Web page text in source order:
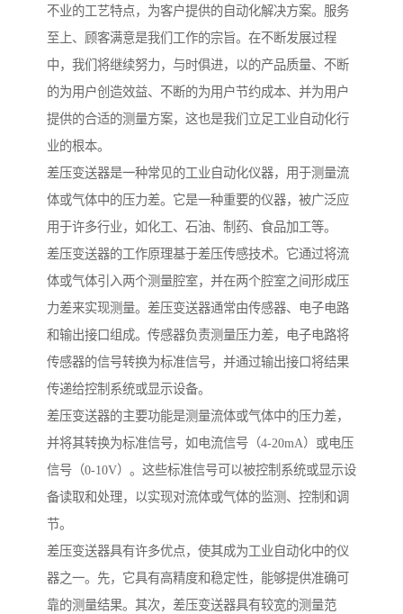
不业的工艺特点，为客户提供的自动化解决方案。服务
至上、顾客满意是我们工作的宗旨。在不断发展过程
中，我们将继续努力，与时俱进，以的产品质量、不断
的为用户创造效益、不断的为用户节约成本、并为用户
提供的合适的测量方案，这也是我们立足工业自动化行
业的根本。
差压变送器是一种常见的工业自动化仪器，用于测量流
体或气体中的压力差。它是一种重要的仪器，被广泛应
用于许多行业，如化工、石油、制药、食品加工等。
差压变送器的工作原理基于差压传感技术。它通过将流
体或气体引入两个测量腔室，并在两个腔室之间形成压
力差来实现测量。差压变送器通常由传感器、电子电路
和输出接口组成。传感器负责测量压力差，电子电路将
传感器的信号转换为标准信号，并通过输出接口将结果
传递给控制系统或显示设备。
差压变送器的主要功能是测量流体或气体中的压力差，
并将其转换为标准信号，如电流信号（4-20mA）或电压
信号（0-10V）。这些标准信号可以被控制系统或显示设
备读取和处理，以实现对流体或气体的监测、控制和调
节。
差压变送器具有许多优点，使其成为工业自动化中的仪
器之一。先，它具有高精度和稳定性，能够提供准确可
靠的测量结果。其次，差压变送器具有较宽的测量范